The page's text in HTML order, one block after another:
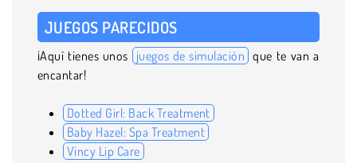
JUEGOS PARECIDOS
¡Aquí tienes unos juegos de simulación que te van a
encantar!
Dotted Girl: Back Treatment
Baby Hazel: Spa Treatment
Vincy Lip Care